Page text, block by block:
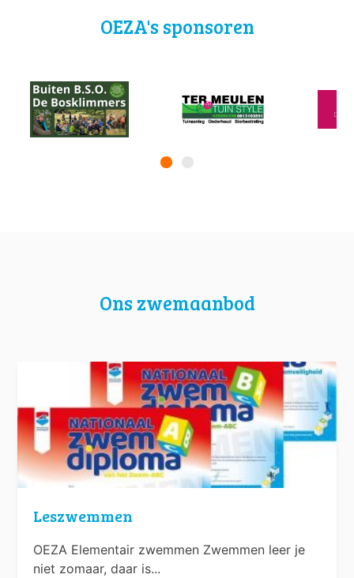
OEZA's sponsoren
Ons zwemaanbod
Leszwemmen
OEZA Elementair zwemmen Zwemmen leer je
niet zomaar, daar is...